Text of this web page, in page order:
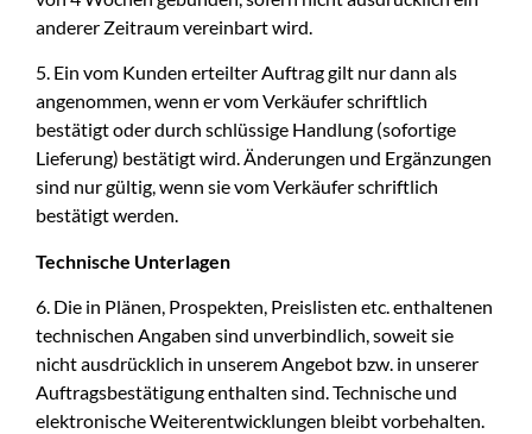
anderer Zeitraum vereinbart wird.
5. Ein vom Kunden erteilter Auftrag gilt nur dann als
angenommen, wenn er vom Verkäufer schriftlich
bestätigt oder durch schlüssige Handlung (sofortige
Lieferung) bestätigt wird. Änderungen und Ergänzungen
sind nur gültig, wenn sie vom Verkäufer schriftlich
bestätigt werden.
Technische Unterlagen
6. Die in Plänen, Prospekten, Preislisten etc. enthaltenen
technischen Angaben sind unverbindlich, soweit sie
nicht ausdrücklich in unserem Angebot bzw. in unserer
Auftragsbestätigung enthalten sind. Technische und
elektronische Weiterentwicklungen bleibt vorbehalten.